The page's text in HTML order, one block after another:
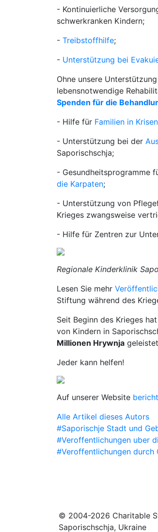
- Kontinuierliche
schwerkranken Kindern;
- Treibstoffhilfe;
- Unterstützung bei
Ohne unsere
lebensnotwendige
Spenden für die
- Hilfe für Familien in
- Unterstützung bei der
Saporischschja;
- Gesundheitsprogramme
die Karpaten;
- Unterstützung von
Krieges zwangsweise
- Hilfe für Zentren zur
Regionale Kinderklinik
Lesen Sie mehr
Stiftung während des
Seit Beginn des Krieges
von Kindern in
Millionen Hrywnja
Jeder kann helfen!
Auf unserer Website
Alle Artikel dieses Autors
#Saporischje Stadt und
#Veroffentlichungen uber
#Veroffentlichungen durch
© 2004-2026 Charitable
Saporischschja, Ukraine